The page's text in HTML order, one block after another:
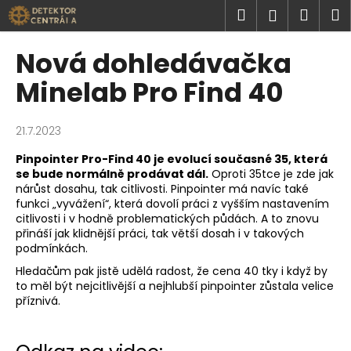
Přejít
na
obsah
Hledat
Nová dohledávačka
Minelab Pro Find 40
21.7.2023
Pinpointer Pro-Find 40 je evolucí současné 35, která
se bude normálně prodávat dál. Oproti 35tce je zde jak
nárůst dosahu, tak citlivosti. Pinpointer má navíc také
funkci „vyvážení“, která dovolí práci z vyšším nastavením
citlivosti i v hodně problematických půdách. A to znovu
přináší jak klidnější práci, tak větší dosah i v takových
podmínkách.
Hledačům pak jistě udělá radost, že cena 40 tky i když by
to měl být nejcitlivější a nejhlubší pinpointer zůstala velice
příznivá.
K
o
C
o
p
t
ř
e
b
u
j
e
t